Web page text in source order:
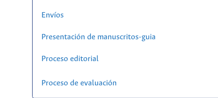
Envíos
Presentación de manuscritos-guia
Proceso editorial
Proceso de evaluación